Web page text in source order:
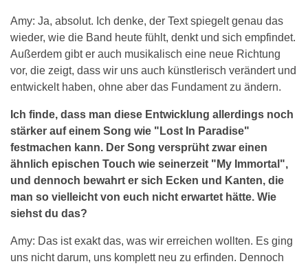
Amy: Ja, absolut. Ich denke, der Text spiegelt genau das
wieder, wie die Band heute fühlt, denkt und sich empfindet.
Außerdem gibt er auch musikalisch eine neue Richtung
vor, die zeigt, dass wir uns auch künstlerisch verändert und
entwickelt haben, ohne aber das Fundament zu ändern.
Ich finde, dass man diese Entwicklung allerdings noch
stärker auf einem Song wie "Lost In Paradise"
festmachen kann. Der Song versprüht zwar einen
ähnlich epischen Touch wie seinerzeit "My Immortal",
und dennoch bewahrt er sich Ecken und Kanten, die
man so vielleicht von euch nicht erwartet hätte. Wie
siehst du das?
Amy: Das ist exakt das, was wir erreichen wollten. Es ging
uns nicht darum, uns komplett neu zu erfinden. Dennoch